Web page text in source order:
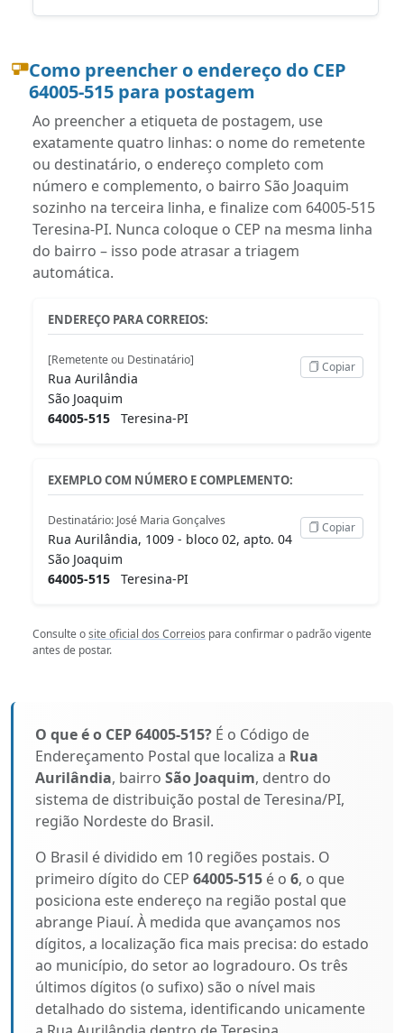
Como preencher o endereço do CEP
64005-515 para postagem
Ao preencher a etiqueta de postagem, use
exatamente quatro linhas: o nome do remetente
ou destinatário, o endereço completo com
número e complemento, o bairro São Joaquim
sozinho na terceira linha, e finalize com 64005-515
Teresina-PI. Nunca coloque o CEP na mesma linha
do bairro – isso pode atrasar a triagem
automática.
ENDEREÇO PARA CORREIOS:
[Remetente ou Destinatário]
Rua Aurilândia
São Joaquim
64005-515 Teresina-PI
Copiar
EXEMPLO COM NÚMERO E COMPLEMENTO:
Destinatário: José Maria Gonçalves
Rua Aurilândia, 1009 - bloco 02, apto. 04
São Joaquim
64005-515 Teresina-PI
Copiar
Consulte osite oficial dos Correios para confirmar o padrão vigente
antes de postar.
O que é o CEP 64005-515? É o Código de
Endereçamento Postal que localiza a Rua
Aurilândia, bairro São Joaquim, dentro do
sistema de distribuição postal de Teresina/PI,
região Nordeste do Brasil.
O Brasil é dividido em 10 regiões postais. O
primeiro dígito do CEP 64005-515 é o 6, o que
posiciona este endereço na região postal que
abrange Piauí. À medida que avançamos nos
dígitos, a localização fica mais precisa: do estado
ao município, do setor ao logradouro. Os três
últimos dígitos (o sufixo) são o nível mais
detalhado do sistema, identificando unicamente